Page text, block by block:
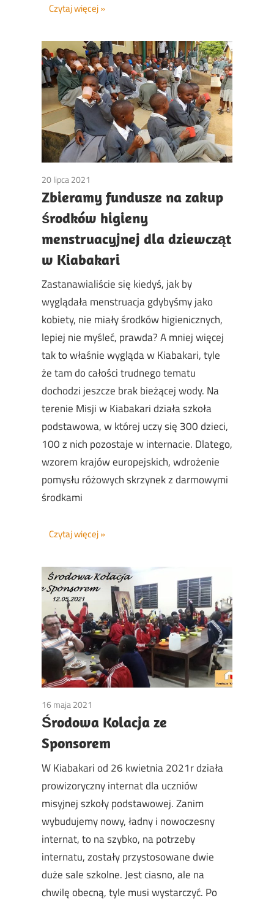
Czytaj więcej
20 lipca 2021
Zbieramy fundusze na zakup
środków higieny
menstruacyjnej dla dziewcząt
w Kiabakari
Zastanawialiście się kiedyś, jak by
wyglądała menstruacja gdybyśmy jako
kobiety, nie miały środków higienicznych,
lepiej nie myśleć, prawda? A mniej więcej
tak to właśnie wygląda w Kiabakari, tyle
że tam do całości trudnego tematu
dochodzi jeszcze brak bieżącej wody. Na
terenie Misji w Kiabakari działa szkoła
podstawowa, w której uczy się 300 dzieci,
100 z nich pozostaje w internacie. Dlatego,
wzorem krajów europejskich, wdrożenie
pomysłu różowych skrzynek z darmowymi
środkami
Czytaj więcej
16 maja 2021
Środowa Kolacja ze
Sponsorem
W Kiabakari od 26 kwietnia 2021r działa
prowizoryczny internat dla uczniów
misyjnej szkoły podstawowej. Zanim
wybudujemy nowy, ładny i nowoczesny
internat, to na szybko, na potrzeby
internatu, zostały przystosowane dwie
duże sale szkolne. Jest ciasno, ale na
chwilę obecną, tyle musi wystarczyć. Po